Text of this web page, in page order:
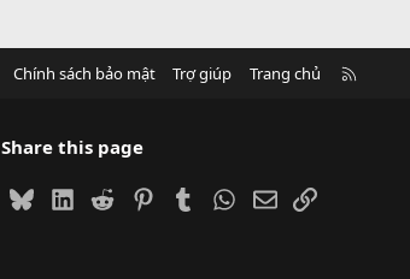
Chính sách bảo mật Trợ giúp Trang chủ
Share this page
BlueskyLinkedIn
Reddit PinterestTumblrWhatsApp
EmailLink